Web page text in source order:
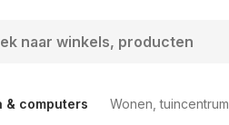
& computers Wonen, tuincentrum